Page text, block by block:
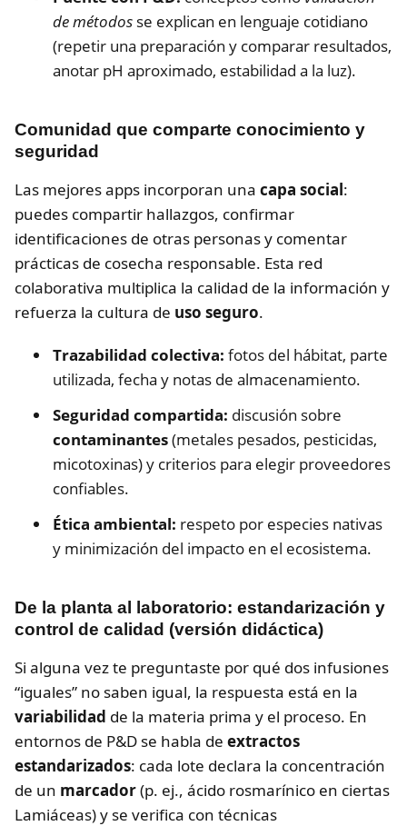
de métodos se explican en lenguaje cotidiano
(repetir una preparación y comparar resultados,
anotar pH aproximado, estabilidad a la luz).
Comunidad que comparte conocimiento y
seguridad
Las mejores apps incorporan una capa social:
puedes compartir hallazgos, confirmar
identificaciones de otras personas y comentar
prácticas de cosecha responsable. Esta red
colaborativa multiplica la calidad de la información y
refuerza la cultura de uso seguro.
Trazabilidad colectiva: fotos del hábitat, parte
utilizada, fecha y notas de almacenamiento.
Seguridad compartida: discusión sobre
contaminantes(metales pesados, pesticidas,
micotoxinas) y criterios para elegir proveedores
confiables.
Ética ambiental: respeto por especies nativas
y minimización del impacto en el ecosistema.
De la planta al laboratorio: estandarización y
control de calidad (versión didáctica)
Si alguna vez te preguntaste por qué dos infusiones
“iguales” no saben igual, la respuesta está en la
variabilidad de la materia prima y el proceso. En
entornos de P&D se habla de extractos
estandarizados: cada lote declara la concentración
de un marcador(p. ej., ácido rosmarínico en ciertas
Lamiáceas) y se verifica con técnicas